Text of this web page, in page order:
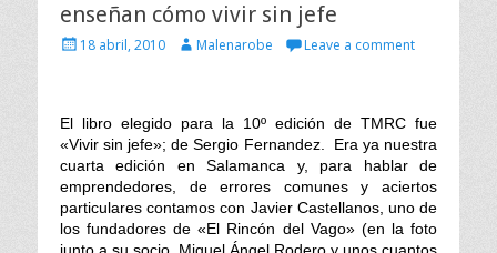
enseñan cómo vivir sin jefe
P
e
d
o
n
18 abril, 2010
A
o
r
Malenarobe Leave a comment
El libro elegido para la 10º edición de TMRC fue
«Vivir sin jefe»; de Sergio Fernandez. Era ya nuestra
cuarta edición en Salamanca y, para hablar de
emprendedores, de errores comunes y aciertos
particulares contamos con Javier Castellanos, uno de
los fundadores de «El Rincón del Vago» (en la foto